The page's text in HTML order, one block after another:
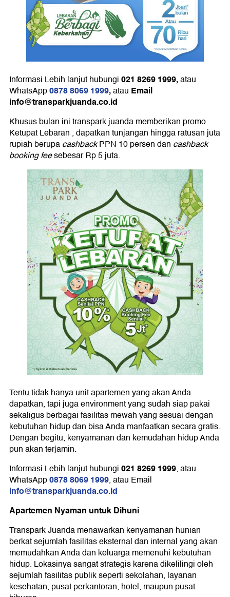
Informasi Lebih lanjut hubungi021 8269 1999,atau
WhatsApp0878 8069 1999,atau Email
info@transparkjuanda.co.id
Khusus bulan ini transpark juanda memberikan promo
Ketupat Lebaran , dapatkan tunjangan hingga ratusan juta
rupiah berupacashbackPPN 10 persen dan cashback
booking feesebesar Rp 5 juta.
Tentu tidak hanya unit apartemen yang akan Anda
dapatkan, tapi juga environment yang sudah siap pakai
sekaligus berbagai fasilitas mewah yang sesuai dengan
kebutuhan hidup dan bisa Anda manfaatkan secara gratis.
Dengan begitu, kenyamanan dan kemudahan hidup Anda
pun akan terjamin.
Informasi Lebih lanjut hubungi021 8269 1999, atau
WhatsApp0878 8069 1999, atau Email
info@transparkjuanda.co.id
Apartemen Nyaman untuk Dihuni
Transpark Juanda menawarkan kenyamanan hunian
berkat sejumlah fasilitas eksternal dan internal yang akan
memudahkan Anda dan keluarga memenuhi kebutuhan
hidup. Lokasinya sangat strategis karena dikelilingi oleh
sejumlah fasilitas publik seperti sekolahan, layanan
kesehatan, pusat perkantoran, hotel, maupun pusat